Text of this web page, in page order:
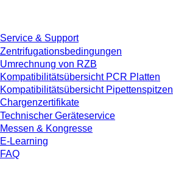
Service & Support
Zentrifugationsbedingungen
Umrechnung von RZB
Kompatibilitätsübersicht PCR Platten
Kompatibilitätsübersicht Pipettenspitzen
Chargenzertifikate
Technischer Geräteservice
Messen & Kongresse
E-Learning
FAQ